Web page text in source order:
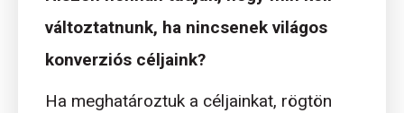
változtatnunk, ha nincsenek világos
konverziós céljaink?
Ha meghatároztuk a céljainkat, rögtön